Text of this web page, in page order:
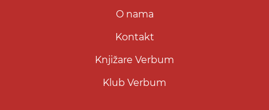
O nama
Kontakt
Knjižare Verbum
Klub Verbum